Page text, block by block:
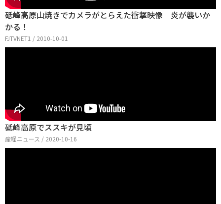
砥峰高原山焼きでカメラがとらえた衝撃映像 炎が襲いか
かる！
FJTVNET1 / 2010-10-01
砥峰高原でススキが見頃
産経ニュース / 2020-10-16